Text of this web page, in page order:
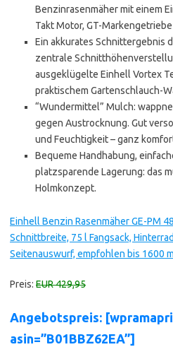
Benzinrasenmäher mit einem
Takt Motor, GT-
Ein akkurates Schnittergebnis
zentrale
ausgeklügelte Einhell Vortex
praktischem Gartenschlauch-
“Wundermittel” Mulch:
gegen Austrocknung. Gut
und Feuchtigkeit – ganz
Bequeme Handhabung,
platzsparende Lagerung: das
Holmkonzept.
Einhell Benzin Rasenmäher GE-PM
Schnittbreite, 75 l Fangsack,
Seitenauswurf, empfohlen bis 1600
Preis: EUR 429,95
Angebotspreis:
asin=”B01BBZ62EA”]